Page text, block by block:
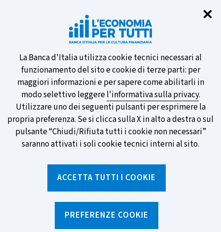
✕
Informativa
sui
cookie
La Banca d'Italia utilizza cookie tecnici necessari al
funzionamento del sito e cookie di terze parti: per
maggiori informazioni e per sapere come abilitarli in
modo selettivo leggerel'informativa sulla privacy.
Utilizzare uno dei seguenti pulsanti per esprimere la
propria preferenza. Se si clicca sulla X in alto a destra o sul
pulsante “Chiudi/Rifiuta tutti i cookie non necessari”
saranno attivati i soli cookie tecnici interni al sito.
ACCETTA TUTTI I COOKIE
PREFERENZE COOKIE
Partecipa al sondaggio della BCE
sulle nuove banconote e vota la tua
preferita!
SCOPRI DI PIÙ